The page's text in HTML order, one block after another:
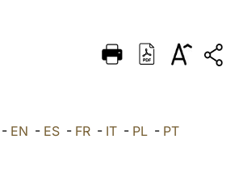
DEUTSCH
العربيّة - EN - ES - FR - IT - PL - PT